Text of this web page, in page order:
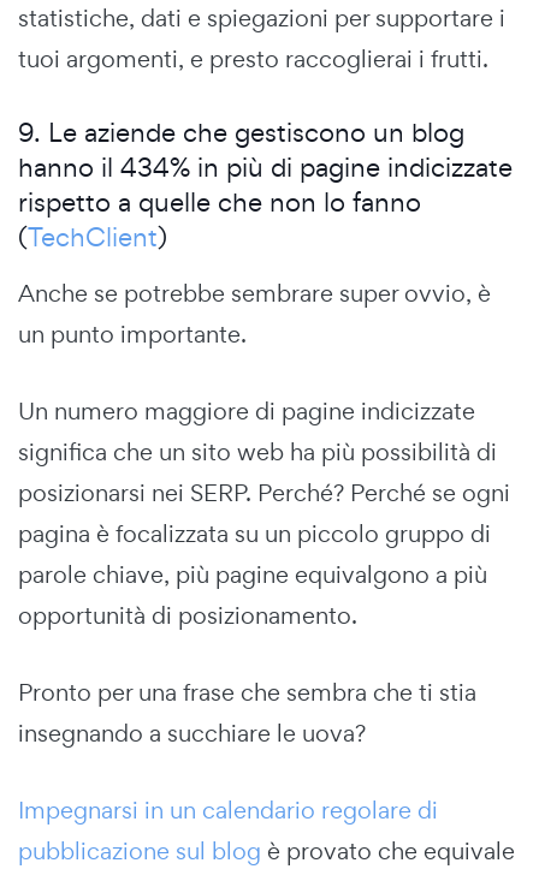
statistiche, dati e spiegazioni per supportare i
tuoi argomenti, e presto raccoglierai i frutti.
9. Le aziende che gestiscono un blog
hanno il 434% in più di pagine indicizzate
rispetto a quelle che non lo fanno
(TechClient)
Anche se potrebbe sembrare super ovvio, è
un punto importante.
Un numero maggiore di pagine indicizzate
significa che un sito web ha più possibilità di
posizionarsi nei SERP. Perché? Perché se ogni
pagina è focalizzata su un piccolo gruppo di
parole chiave, più pagine equivalgono a più
opportunità di posizionamento.
Pronto per una frase che sembra che ti stia
insegnando a succhiare le uova?
Impegnarsi in un calendario regolare di
pubblicazione sul blog è provato che equivale